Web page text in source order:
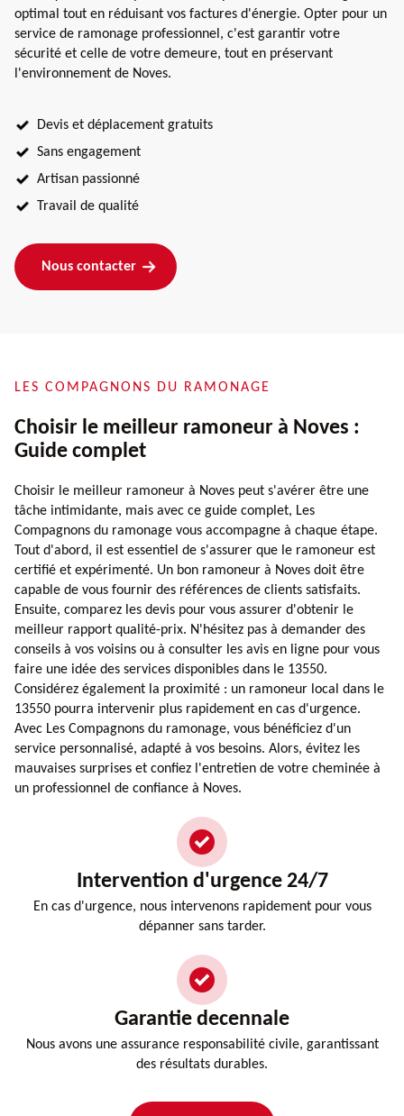
optimal tout en réduisant vos factures d'énergie. Opter pour un
service de ramonage professionnel, c'est garantir votre
sécurité et celle de votre demeure, tout en préservant
l'environnement de Noves.
Devis et déplacement gratuits
Sans engagement
Artisan passionné
Travail de qualité
Nous contacter
LES COMPAGNONS DU RAMONAGE
Choisir le meilleur ramoneur à Noves :
Guide complet
Choisir le meilleur ramoneur à Noves peut s'avérer être une
tâche intimidante, mais avec ce guide complet, Les
Compagnons du ramonage vous accompagne à chaque étape.
Tout d'abord, il est essentiel de s'assurer que le ramoneur est
certifié et expérimenté. Un bon ramoneur à Noves doit être
capable de vous fournir des références de clients satisfaits.
Ensuite, comparez les devis pour vous assurer d'obtenir le
meilleur rapport qualité-prix. N'hésitez pas à demander des
conseils à vos voisins ou à consulter les avis en ligne pour vous
faire une idée des services disponibles dans le 13550.
Considérez également la proximité : un ramoneur local dans le
13550 pourra intervenir plus rapidement en cas d'urgence.
Avec Les Compagnons du ramonage, vous bénéficiez d'un
service personnalisé, adapté à vos besoins. Alors, évitez les
mauvaises surprises et confiez l'entretien de votre cheminée à
un professionnel de confiance à Noves.
Intervention d'urgence 24/7
En cas d'urgence, nous intervenons rapidement pour vous
dépanner sans tarder.
Garantie decennale
Nous avons une assurance responsabilité civile, garantissant
des résultats durables.